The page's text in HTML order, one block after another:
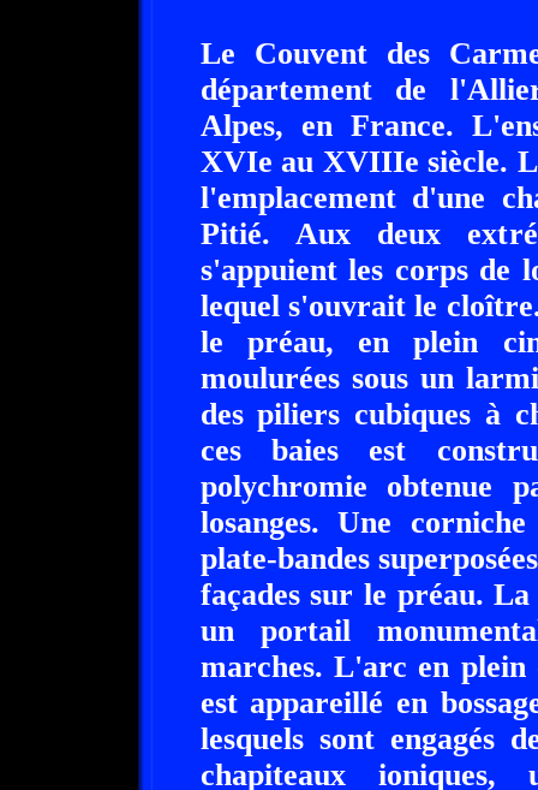
Le Couvent des
département de
Alpes, en France.
XVIe au XVIIIe siècle.
l'emplacement d'une
Pitié. Aux deux
s'appuient les corps de
lequel s'ouvrait le
le préau, en plein
moulurées sous un
des piliers cubiques à
ces baies est
polychromie obtenue
losanges. Une
plate-bandes
façades sur le préau.
un portail
marches. L'arc en
est appareillé en
lesquels sont engagés
chapiteaux